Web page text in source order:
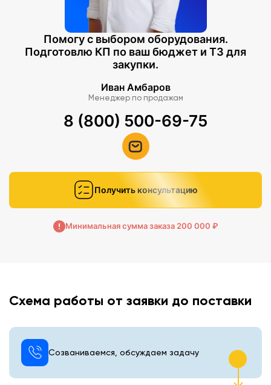
Помогу с выбором оборудования.
Подготовлю КП по ваш бюджет и ТЗ для
закупки.
Иван Амбаров
Менеджер по продажам
8 (800) 500-69-75
Получить консультацию
Минимальная сумма заказа 200 000 ₽
Схема работы от заявки до поставки
Созваниваемся, обсуждаем задачу